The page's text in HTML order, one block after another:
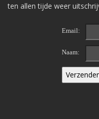
ten allen tijde weer
Email:
Naam: